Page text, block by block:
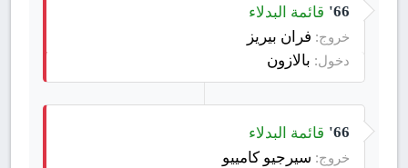
66' قائمة البدلاء
خروج: فران بيريز
دخول: بالازون
66' قائمة البدلاء
خروج: سيرجيو كامييو